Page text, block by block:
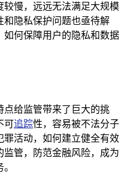
较慢，远远无法满足大规模
和隐私保护问题也亟待解
如何保障用户的隐私和数据
点给监管带来了巨大的挑
可追踪性，容易被不法分子
活动，如何建立健全有效
管，防范金融风险，成为